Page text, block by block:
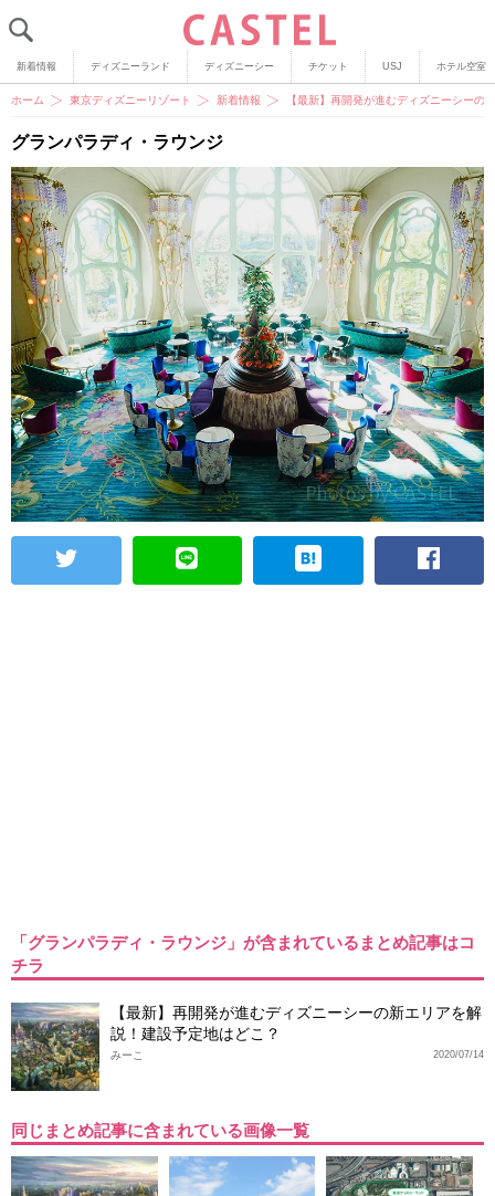
新着情報 ディズニーランド ディズニーシー チケット USJ ホテル空室
ホーム 東京ディズニーリゾート 新着情報 【最新】再開発が進むディズニーシーの
グランパラディ・ラウンジ
「グランパラディ・ラウンジ」が含まれているまとめ記事はコ
チラ
【最新】再開発が進むディズニーシーの新エリアを解
説！建設予定地はどこ？
2020/07/14
みーこ
同じまとめ記事に含まれている画像一覧